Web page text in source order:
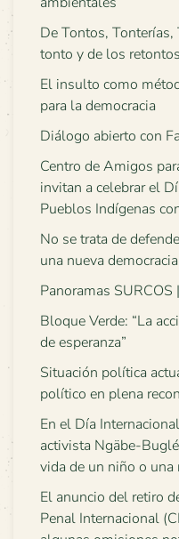
De Tontos,
tonto y de los retontos
El insulto como
para la democracia
Diálogo abierto con
Centro de Amigos
invitan a celebrar el
Pueblos Indígenas
No se trata de
una nueva democracia
Panoramas
Bloque Verde: “La
de esperanza”
Situación política
político en plena
En el Día
activista Ngäbe-
vida de un niño o
El anuncio del retiro
Penal Internacional